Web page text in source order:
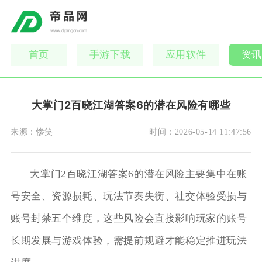
首页 手游下载 应用软件 资
大掌门2百晓江湖答案6的潜在风险有哪些
来源： 惨笑 时间： 2026-05-14 11:47:56
大掌门2百晓江湖答案6的潜在风险主要集中在账
号安全、资源损耗、玩法节奏失衡、社交体验受损与
账号封禁五个维度，这些风险会直接影响玩家的账号
长期发展与游戏体验，需提前规避才能稳定推进玩法